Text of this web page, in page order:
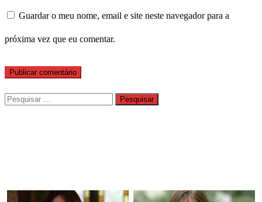
Guardar o meu nome, email e site neste navegador para a
próxima vez que eu comentar.
Pesquisar
por: